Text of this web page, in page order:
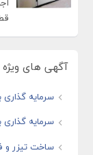
آگهی های ویژه
سرمایه گذاری
سرمایه گذاری
ساخت تیزر و